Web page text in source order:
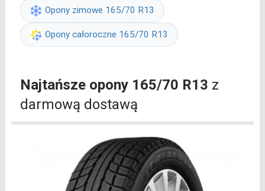
Opony zimowe 165/70 R13
Opony całoroczne 165/70 R13
Najtańsze opony 165/70 R13 z
darmową dostawą